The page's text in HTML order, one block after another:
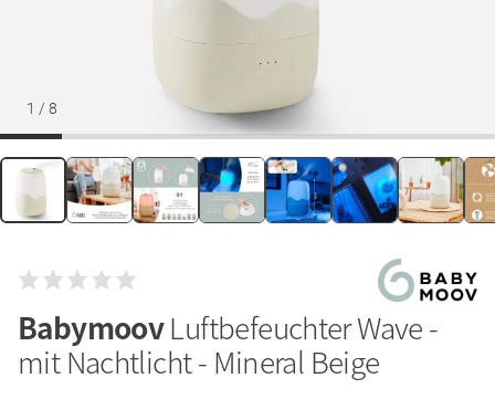
1 / 8
BabymoovLuftbefeuchter Wave -
mit Nachtlicht - Mineral Beige